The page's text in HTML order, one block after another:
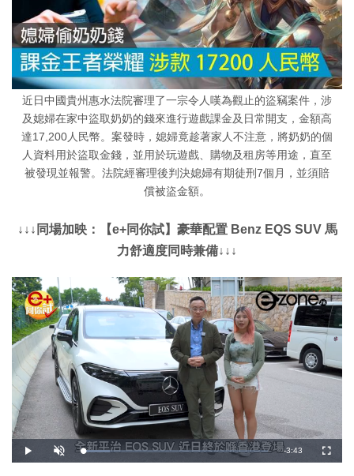
近日中國貴州惠水法院審理了一宗令人嘆為觀止的盜竊案件，涉
及媳婦在家中盜取奶奶的錢來進行遊戲課金及日常開支，金額高
達17,200人民幣。案發時，媳婦竟趁著家人不注意，將奶奶的個
人資料用於盜取金錢，並用於玩遊戲、購物及租房等用途，直至
被發現並報警。法院經審理後判決媳婦有期徒刑7個月，並須賠
償被盜金額。
↓↓↓同場加映：【e+同你試】豪華配置 Benz EQS SUV 馬
力舒適度同時兼備↓↓↓
播
放
開
啟
載
入
剩
-3:43
全
螢